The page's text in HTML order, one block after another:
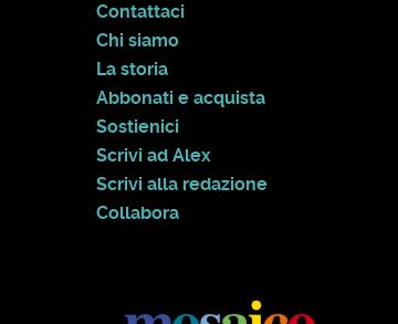
Contattaci
Chi siamo
La storia
Abbonati e acquista
Sostienici
Scrivi ad Alex
Scrivi alla redazione
Collabora